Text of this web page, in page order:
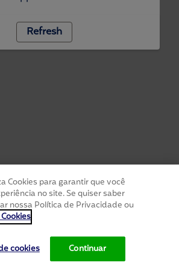
Refresh
Cookies para garantir que você
no site. Se quiser saber
nossa Política de Privacidade ou
cookies Continuar